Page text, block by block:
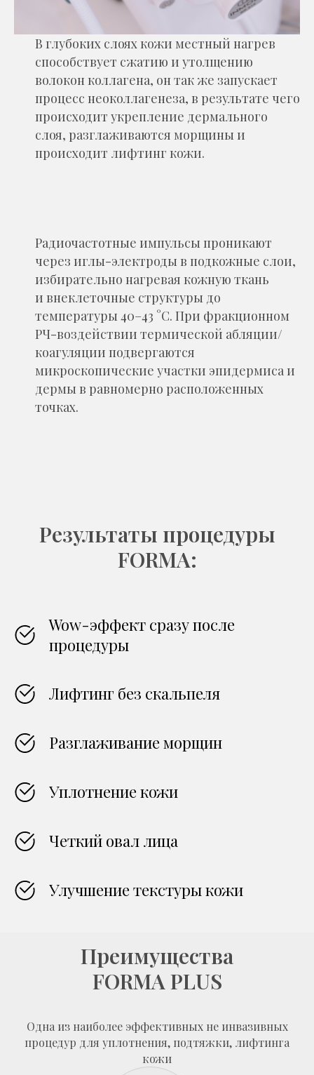
В глубоких слоях кожи местный нагрев
способствует сжатию и утолщению
волокон коллагена, он так же запускает
процесс неоколлагенеза, в результате чего
происходит укрепление дермального
слоя, разглаживаются морщины и
происходит лифтинг кожи.
Радиочастотные импульсы проникают
через иглы-электроды в подкожные слои,
избирательно нагревая кожную ткань
и внеклеточные структуры до
температуры 40–43 °С. При фракционном
РЧ-воздействии термической абляции/
коагуляции подвергаются
микроскопические участки эпидермиса и
дермы в равномерно расположенных
точках.
Результаты процедуры
FORMA:
Wow-эффект сразу после
процедуры
Лифтинг без скальпеля
Разглаживание морщин
Уплотнение кожи
Четкий овал лица
Улучшение текстуры кожи
Преимущества
FORMA PLUS
Одна из наиболее эффективных не инвазивных
процедур для уплотнения, подтяжки, лифтинга
кожи